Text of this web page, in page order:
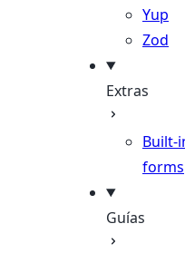
Yup
Zod
Extras
Built-
forms
Guías